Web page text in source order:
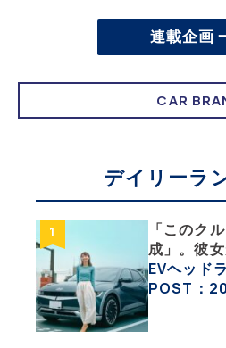
連載企画
CAR
デイリーラ
「このク
成」。彼
「IONIQ 5
ック」な生
EVヘッド
POST：